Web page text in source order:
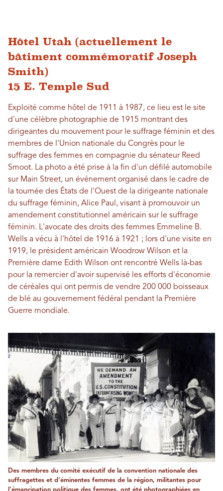
Hôtel Utah (actuellement le
bâtiment commémoratif Joseph
Smith)
15 E. Temple Sud
Exploité comme hôtel de 1911 à 1987, ce lieu est le site
d'une célèbre photographie de 1915 montrant des
dirigeantes du mouvement pour le suffrage féminin et des
membres de l'Union nationale du Congrès pour le
suffrage des femmes en compagnie du sénateur Reed
Smoot. La photo a été prise à la fin d'un défilé automobile
sur Main Street, un événement organisé dans le cadre de
la tournée des États de l'Ouest de la dirigeante nationale
du suffrage féminin, Alice Paul, visant à promouvoir un
amendement constitutionnel américain sur le suffrage
féminin. L'avocate des droits des femmes Emmeline B.
Wells a vécu à l'hôtel de 1916 à 1921 ; lors d'une visite en
1919, le président américain Woodrow Wilson et la
Première dame Edith Wilson ont rencontré Wells là-bas
pour la remercier d'avoir supervisé les efforts d'économie
de céréales qui ont permis de vendre 200 000 boisseaux
de blé au gouvernement fédéral pendant la Première
Guerre mondiale.
Des membres du comité exécutif de la convention nationale des
suffragettes et d'éminentes femmes de la région, militantes pour